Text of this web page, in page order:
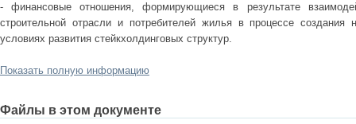
- финансовые отношения, формирующиеся в результате
строительной отрасли и потребителей жилья в процессе
условиях развития стейкхолдинговых структур.
Показать полную информацию
Файлы в этом документе